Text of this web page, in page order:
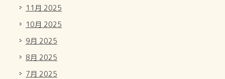
11月 2025
10月 2025
9月 2025
8月 2025
7月 2025